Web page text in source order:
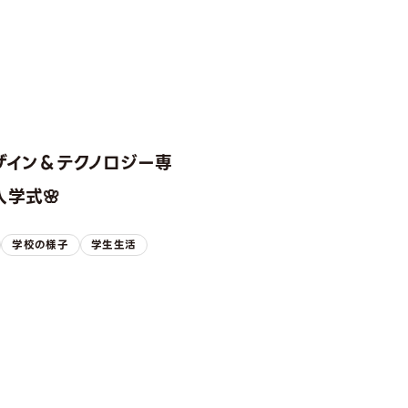
ン＆テクノロジー専
学式🌸
学校の様子 学生生活